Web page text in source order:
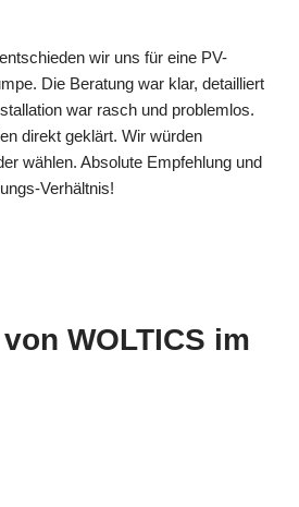
wir uns für eine PV-
Die Beratung war klar, detailliert
war rasch und problemlos.
direkt geklärt. Wir würden
wählen. Absolute Empfehlung und
Verhältnis!
WOLTICS im